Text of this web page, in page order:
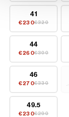
41
€230€320
44
€260€300
46
€270€330
49.5
€230€290